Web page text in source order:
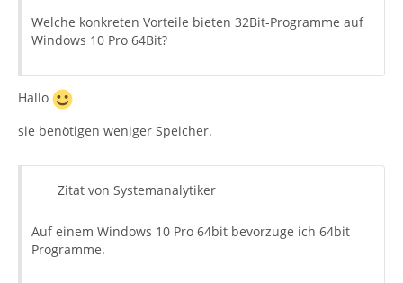
Welche konkreten Vorteile bieten 32Bit-Programme auf
Windows 10 Pro 64Bit?
Hallo
sie benötigen weniger Speicher.
Zitat von Systemanalytiker
Auf einem Windows 10 Pro 64bit bevorzuge ich 64bit
Programme.